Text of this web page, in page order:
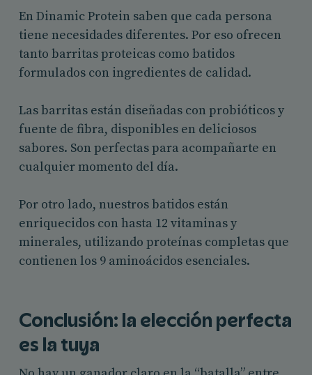
En Dinamic Protein saben que cada persona
tiene necesidades diferentes. Por eso ofrecen
tanto barritas proteicas como batidos
formulados con ingredientes de calidad.
Las barritas están diseñadas con probióticos y
fuente de fibra, disponibles en deliciosos
sabores. Son perfectas para acompañarte en
cualquier momento del día.
Por otro lado, nuestros batidos están
enriquecidos con hasta 12 vitaminas y
minerales, utilizando proteínas completas que
contienen los 9 aminoácidos esenciales.
Conclusión: la elección perfecta
es la tuya